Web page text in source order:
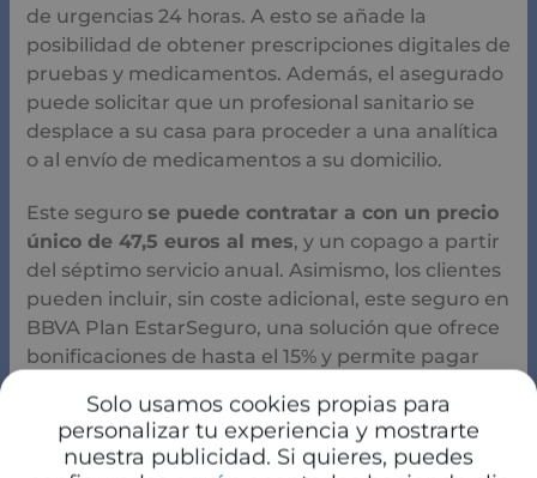
Solo usamos cookies propias para
personalizar tu experiencia y mostrarte
nuestra publicidad. Si quieres, puedes
de urgencias 24 horas. A esto se añade la
posibilidad de obtener prescripciones digitales de
pruebas y medicamentos. Además, el asegurado
puede solicitar que un profesional sanitario se
desplace a su casa para proceder a una analítica
o al envío de medicamentos a su domicilio.
Este seguro se puede contratar a con un precio
único de 47,5 euros al mes, y un copago a partir
del séptimo servicio anual. Asimismo, los clientes
pueden incluir, sin coste adicional, este seguro en
BBVA Plan EstarSeguro, una solución que ofrece
bonificaciones de hasta el 15% y permite pagar
vida o incapacidad laboral para autónomos.
Con este seguro, los clientes de BBVA tienen